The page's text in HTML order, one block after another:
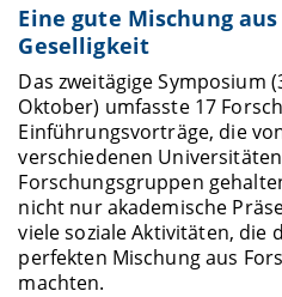
Eine gute Mischung
Geselligkeit
Das zweitägige Symposium
Oktober) umfasste 17
Einführungsvorträge, die
verschiedenen
Forschungsgruppen
nicht nur akademische
viele soziale Aktivitäten, die
perfekten Mischung aus
machten.